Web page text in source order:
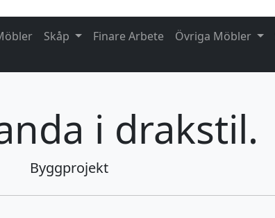
Skåp Finare Arbete Övriga Möbler
i drakstil.
Byggprojekt